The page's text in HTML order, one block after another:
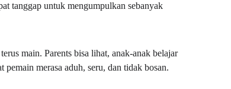
tanggap untuk mengumpulkan sebanyak
main. Parents bisa lihat, anak-anak belajar
merasa aduh, seru, dan tidak bosan.